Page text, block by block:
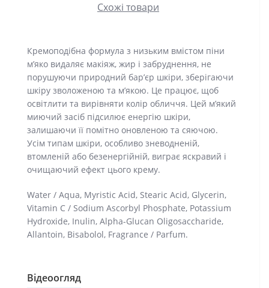
Схожі товари
Кремоподібна формула з низьким вмістом піни
м’яко видаляє макіяж, жир і забруднення, не
порушуючи природний бар’єр шкіри, зберігаючи
шкіру зволоженою та м’якою. Це працює, щоб
освітлити та вирівняти колір обличчя. Цей м’який
миючий засіб підсилює енергію шкіри,
залишаючи її помітно оновленою та сяючою.
Усім типам шкіри, особливо зневодненій,
втомленій або безенергійній, виграє яскравий і
очищаючий ефект цього крему.
Water / Aqua, Myristic Acid, Stearic Acid, Glycerin,
Vitamin C / Sodium Ascorbyl Phosphate, Potassium
Hydroxide, Inulin, Alpha-Glucan Оligosaccharide,
Allantoin, Bisabolol, Fragrance / Parfum.
Відеоогляд